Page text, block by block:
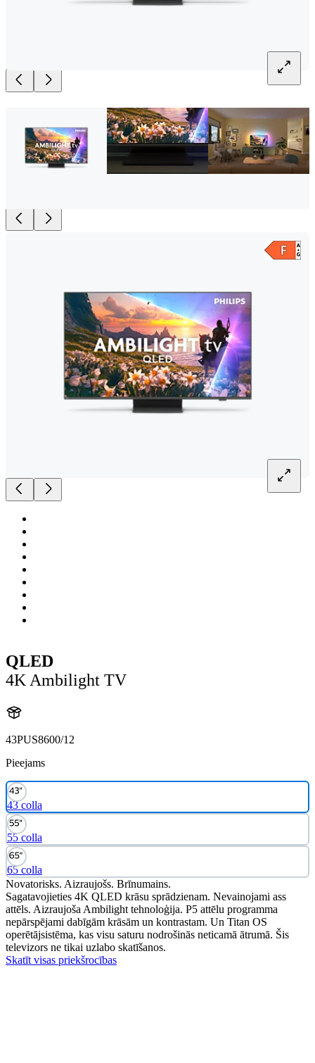
QLED
4K Ambilight TV
43PUS8600/12
Pieejams
43 colla
55 colla
65 colla
Novatorisks. Aizraujošs. Brīnumains.
Sagatavojieties 4K QLED krāsu sprādzienam. Nevainojami ass
attēls. Aizraujoša Ambilight tehnoloģija. P5 attēlu programma
nepārspējami dabīgām krāsām un kontrastam. Un Titan OS
operētājsistēma, kas visu saturu nodrošinās neticamā ātrumā. Šis
televizors ne tikai uzlabo skatīšanos.
Skatīt visas priekšrocības